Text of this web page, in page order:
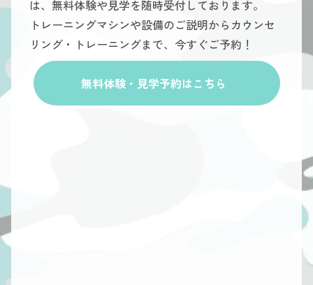
は、無料体験や見学を随時受付しております。
トレーニングマシンや設備のご説明からカウンセ
リング・トレーニングまで、今すぐご予約！
無料体験・見学予約はこちら